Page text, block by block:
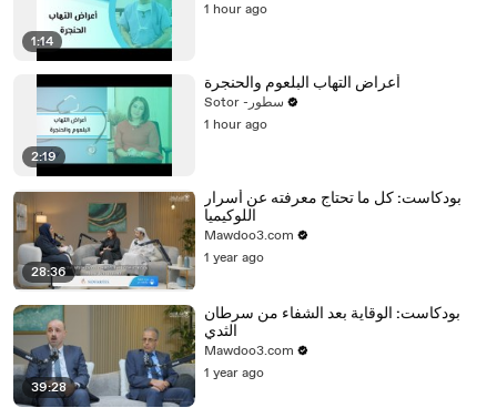
1:14
1 hour ago
2:19
أعراض التهاب البلعوم والحنجرة
Sotor -سطور
1 hour ago
28:36
بودكاست: كل ما تحتاج معرفته عن أسرار
اللوكيميا
Mawdoo3.com
1 year ago
39:28
بودكاست: الوقاية بعد الشفاء من سرطان
الثدي
Mawdoo3.com
1 year ago